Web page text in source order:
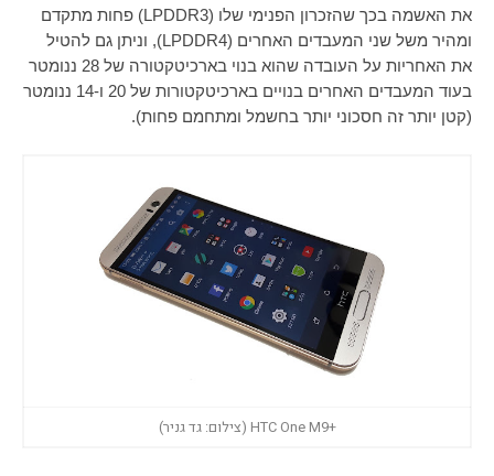
את האשמה בכך שהזכרון הפנימי שלו (LPDDR3) פחות מתקדם
ומהיר משל שני המעבדים האחרים (LPDDR4), וניתן גם להטיל
את האחריות על העובדה שהוא בנוי בארכיטקטורה של 28 ננומטר
בעוד המעבדים האחרים בנויים בארכיטקטורות של 20 ו-14 ננומטר
(קטן יותר זה חסכוני יותר בחשמל ומתחמם פחות).
+HTC One M9 (צילום: גד גניר)